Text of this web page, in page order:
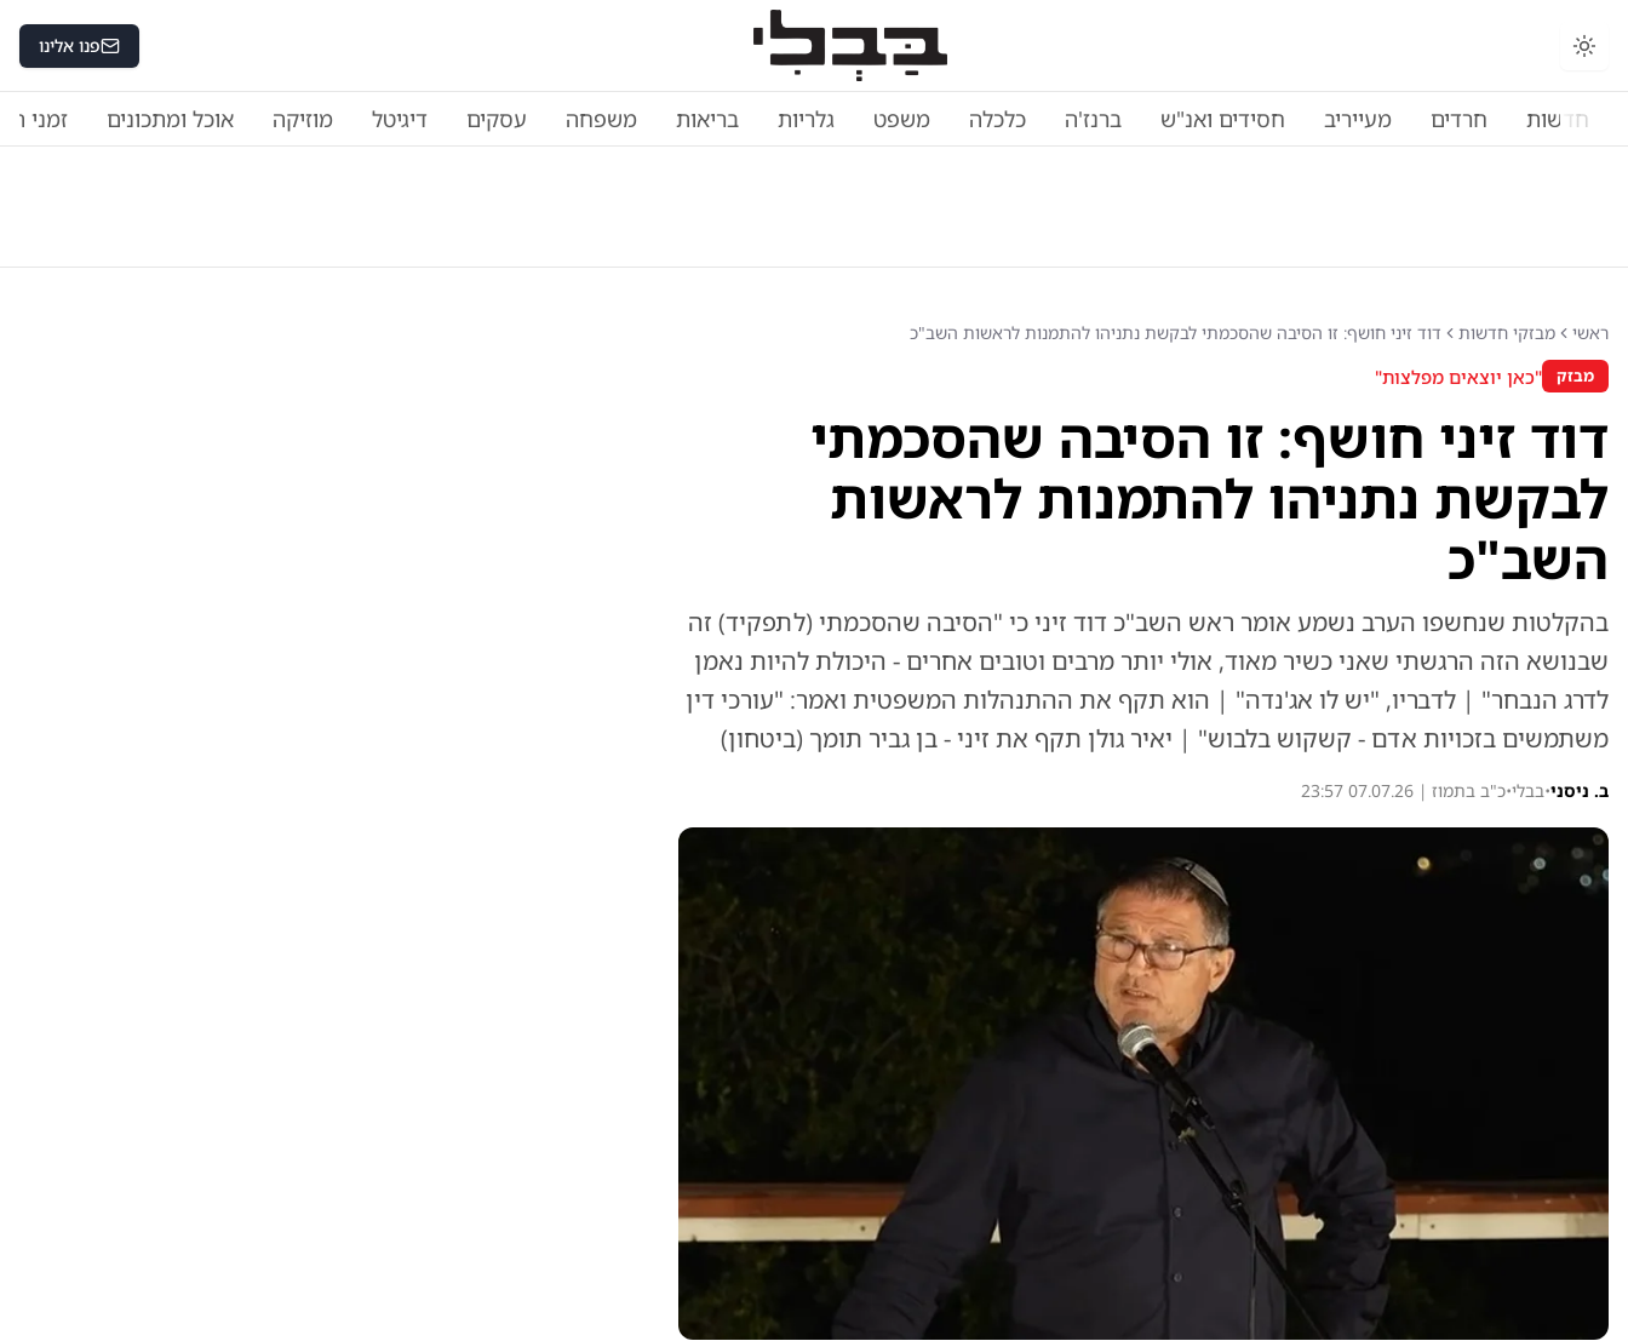
פנו אלינו
חדשות חרדים מעייריב חסידים ואנ"ש ברנז'ה כלכלה משפט גלריות בריאות משפחה עסקים דיגיטל מוזיקה אוכל ומתכונים זמני
ראשי מבזקי חדשות דוד זיני חושף: זו הסיבה שהסכמתי לבקשת נתניהו להתמנות לראשות השב"כ
מבזק "כאן יוצאים מפלצות"
דוד זיני חושף: זו הסיבה שהסכמתי
לבקשת נתניהו להתמנות לראשות
השב"כ
בהקלטות שנחשפו הערב נשמע אומר ראש השב"כ דוד זיני כי "הסיבה שהסכמתי (לתפקיד) זה
שבנושא הזה הרגשתי שאני כשיר מאוד, אולי יותר מרבים וטובים אחרים - היכולת להיות נאמן
לדרג הנבחר" | לדבריו, "יש לו אג'נדה" | הוא תקף את ההתנהלות המשפטית ואמר: "עורכי דין
משתמשים בזכויות אדם - קשקוש בלבוש" | יאיר גולן תקף את זיני - בן גביר תומך (ביטחון)
ב. ניסני•בבלי•כ"ב בתמוז | 07.07.26 23:57